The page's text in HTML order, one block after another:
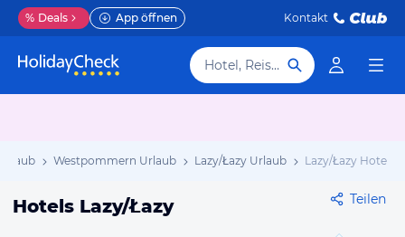
% Deals App öffnen Kontakt
Hotel, Reiseziel
Westpommern Urlaub Lazy/Łazy Urlaub Lazy/Łazy Hotels
Hotels Lazy/Łazy Teilen